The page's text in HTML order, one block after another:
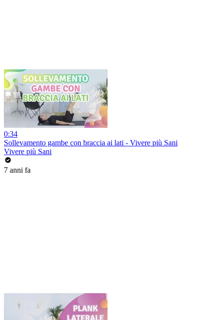
0:34
Sollevamento gambe con braccia ai lati - Vivere più Sani
Vivere più Sani
7 anni fa